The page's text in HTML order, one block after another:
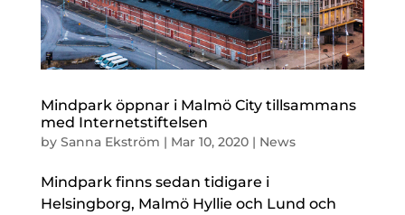
Mindpark öppnar i Malmö City tillsammans
med Internetstiftelsen
by Sanna Ekström | Mar 10, 2020| News
Mindpark finns sedan tidigare i
Helsingborg, Malmö Hyllie och Lund och